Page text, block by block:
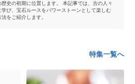
歴史の初期に位置します。 本記事では、古の人々
学び、宝石ルースをパワーストーンとして楽しむ
法をご紹介します。
特集一覧へ